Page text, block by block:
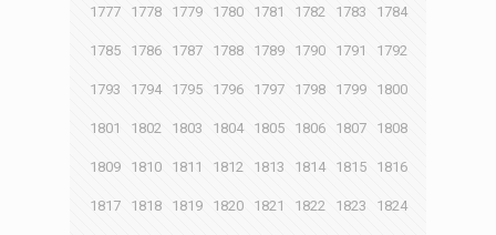
1777 1778 1779 1780 1781 1782 1783 1784
1785 1786 1787 1788 1789 1790 1791 1792
1793 1794 1795 1796 1797 1798 1799 1800
1801 1802 1803 1804 1805 1806 1807 1808
1809 1810 1811 1812 1813 1814 1815 1816
1817 1818 1819 1820 1821 1822 1823 1824